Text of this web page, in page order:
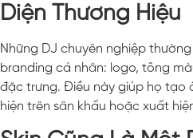
Diện Thương Hiệu
Những DJ chuyên nghiệp
branding cá nhân: logo, tông
đặc trưng. Điều này giúp họ tạo
hiện trên sân khấu hoặc xuất